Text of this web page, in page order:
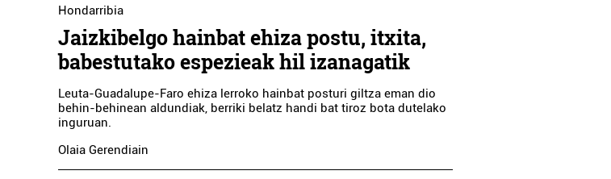
Hondarribia
Jaizkibelgo hainbat ehiza postu, itxita,
babestutako espezieak hil izanagatik
Leuta-Guadalupe-Faro ehiza lerroko hainbat posturi giltza eman dio
behin-behinean aldundiak, berriki belatz handi bat tiroz bota dutelako
inguruan.
Olaia Gerendiain